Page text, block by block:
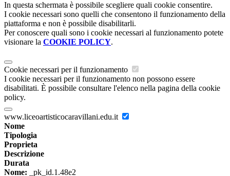
In questa schermata è possibile scegliere quali cookie consentire.
I cookie necessari sono quelli che consentono il funzionamento della
piattaforma e non è possibile disabilitarli.
Per conoscere quali sono i cookie necessari al funzionamento potete
visionare la COOKIE POLICY.
Cookie necessari per il funzionamento
I cookie necessari per il funzionamento non possono essere
disabilitati. È possibile consultare l'elenco nella pagina della cookie
policy.
www.liceoartisticocaravillani.edu.it
Nome
Tipologia
Proprieta
Descrizione
Durata
Nome: _pk_id.1.48e2